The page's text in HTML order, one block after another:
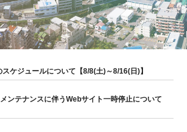
会社概要
SDGsへの取組み
事業内容
3次元測量
設計
BIM/CIM
ケジュールについて【8/8(土)～8/16(日)】
メンテナンスに伴うWebサイト一時停止について